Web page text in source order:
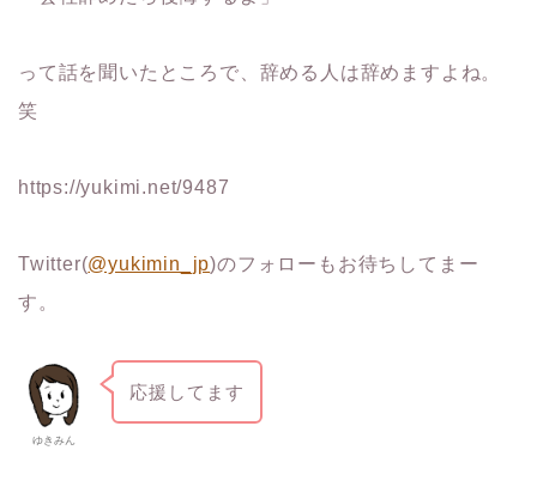
って話を聞いたところで、辞める人は辞めますよね。
笑
https://yukimi.net/9487
Twitter(@yukimin_jp)のフォローもお待ちしてまー
す。
ゆきみん
応援してます